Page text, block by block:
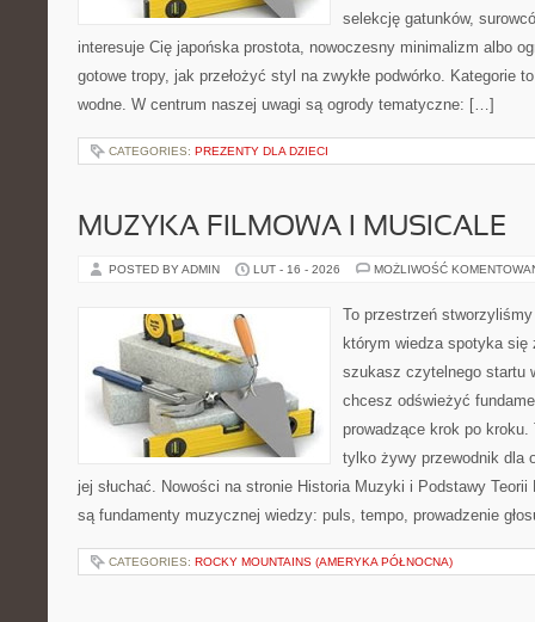
selekcję gatunków,
interesuje Cię japońska prostota, nowoczesny minimalizm albo
gotowe tropy, jak przełożyć styl na zwykłe podwórko. Kategorie
wodne. W centrum naszej uwagi są ogrody tematyczne: […]
CATEGORIES: PREZENTY DLA DZIECI
MUZYKA FILMOWA I MUSICALE
POSTED BY ADMIN LUT - 16 - 2026 MOŻLIWOŚĆ
To przestrzeń
którym wiedza spotyka
szukasz czytelnego startu
chcesz odświeżyć
prowadzące krok po
tylko żywy przewodnik dla
jej słuchać. Nowości na stronie Historia Muzyki i Podstawy
są fundamenty muzycznej wiedzy: puls, tempo, prowadzenie
CATEGORIES: ROCKY MOUNTAINS (AMERYKA PÓŁNOCNA)